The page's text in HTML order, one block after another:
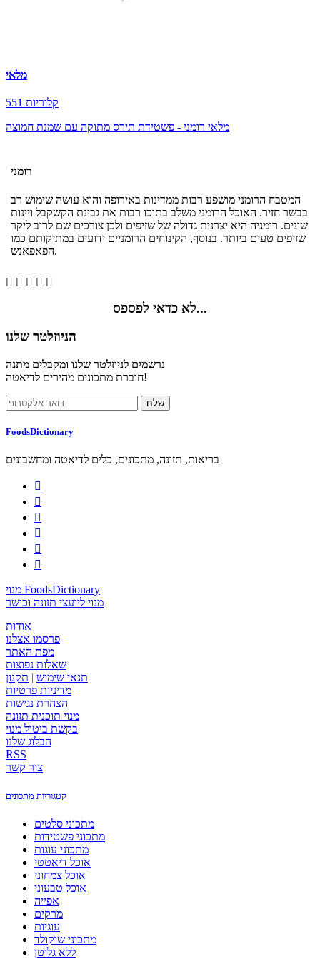
מלאי
551 קלוריות
מלאי רומני - פשטידת תירס מתוקה עם שמנת חמוצה
רומני
המטבח הרומני מושפע רבות ממדינות באירופה והוא עושה שימוש רב
בבשר חזיר. האוכל הרומני משלב בתוכו רבות את גבינת הקשקבל ויינות
שונים. רומניה היא יצרנית גדולה של שזיפים ולכן צורכים שם לרוב ליקר
שזיפים טעים ביותר. בנוסף, הקינוחים הרומניים ידועים במתיקותם כמו
הפאפאנש.
    
לא כדאי לפספס...
הניוזלטר שלנו
נרשמים לניוזלטר שלנו ומקבלים מתנה
חוברת מתכונים מהירים לדיאטה!
FoodsDictionary
בריאות, תזונה, מתכונים, כלים לדיאטה ומחשבונים






מנוי FoodsDictionary
מנוי ליועצי תזונה וכושר
אודות
פרסמו אצלנו
מפת האתר
שאלות נפוצות
תנאי שימוש | תקנון
מדיניות פרטיות
הצהרת נגישות
מנוי תוכנית תזונה
בקשת ביטול מנוי
הבלוג שלנו
RSS
צור קשר
קטגוריות מתכונים
מתכוני סלטים
מתכוני פשטידות
מתכוני עוגות
אוכל דיאטטי
אוכל צמחוני
אוכל טבעוני
אפייה
מרקים
עוגיות
מתכוני שוקולד
ללא גלוטן